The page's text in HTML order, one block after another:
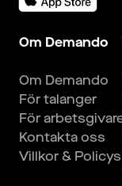
Om Demando
Om Demando
För talanger
För
Kontakta oss
Villkor & Policys